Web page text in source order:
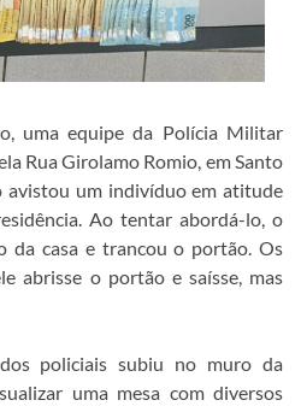
uma equipe da Polícia Militar
Rua Girolamo Romio, em Santo
avistou um indivíduo em atitude
Ao tentar abordá-lo, o
da casa e trancou o portão. Os
abrisse o portão e saísse, mas
policiais subiu no muro da
uma mesa com diversos